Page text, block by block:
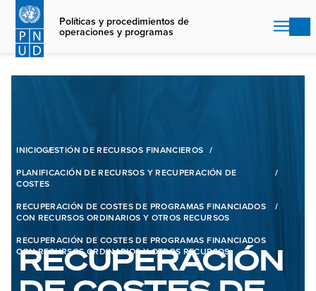
Skip
main
content
Políticas y procedimientos de
operaciones y programas
INICIOGESTIÓN DE RECURSOS FINANCIEROS
PLANIFICACIÓN DE RECURSOS Y RECUPERACIÓN DE
COSTES
RECUPERACIÓN DE COSTES DE PROGRAMAS FINANCIADOS
CON RECURSOS ORDINARIOS Y OTROS RECURSOS
RECUPERACIÓN DE COSTES DE PROGRAMAS FINANCIADOS
CON RECURSOS ORDINARIOS Y OTROS RECURSOS
RECUPERACIÓN